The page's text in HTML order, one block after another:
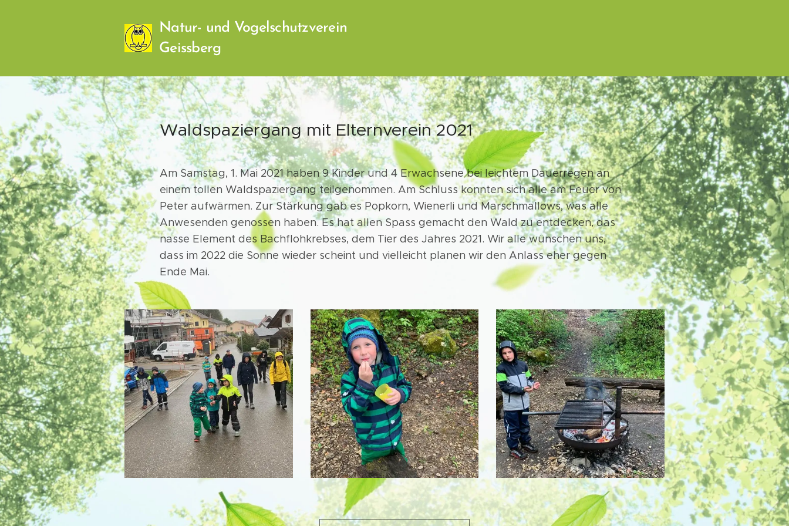
Natur- und Vogelschutzverein
Geissberg
Waldspaziergang mit Elternverein 2021
Am Samstag, 1. Mai 2021 haben 9 Kinder und 4 Erwachsene bei leichtem Dauerregen an
einem tollen Waldspaziergang teilgenommen. Am Schluss konnten sich alle am Feuer von
Peter aufwärmen. Zur Stärkung gab es Popkorn, Wienerli und Marschmallows, was alle
Anwesenden genossen haben. Es hat allen Spass gemacht den Wald zu entdecken, das
nasse Element des Bachflohkrebses, dem Tier des Jahres 2021. Wir alle wünschen uns,
dass im 2022 die Sonne wieder scheint und vielleicht planen wir den Anlass eher gegen
Ende Mai.